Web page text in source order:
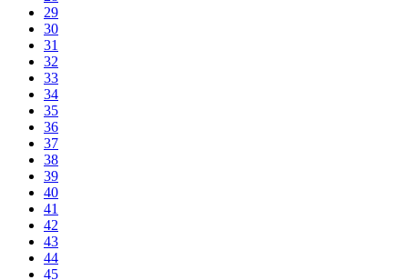
29
30
31
32
33
34
35
36
37
38
39
40
41
42
43
44
45